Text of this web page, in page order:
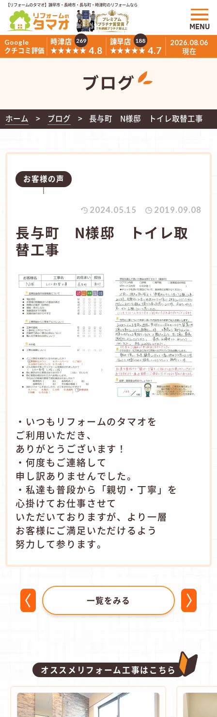
【リフォームのタマオ】諫早市・長崎市・長与町・時津町のリフォームなら
Google
クチコミ評価
時津店
★★★★★ 4.8
269
諫早店
★★★★★ 4.7
188 2026.08.06
現在
MENU
ブログ
ホーム ブログ 長与町 N様邸 トイレ取替工事
お客様の声
2024.05.15 2019.09.08
長与町 N様邸 トイレ取
替工事
・いつもリフォームのタマオを
ご利用いただき、
ありがとうございます！
・何度もご連絡して
申し訳ありませんでした。
・私達も普段から「親切・丁寧」を
心掛けてお仕事させて
いただいておりますが、より一層
お客様にご満足いただけるよう
努力して参ります。
一覧をみる
オススメリフォーム工事はこちら